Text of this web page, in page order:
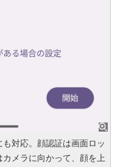
対応。顔認証は画面ロッ
メラに向かって、顔を上